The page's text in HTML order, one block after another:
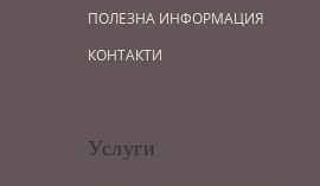
ПОЛЕЗНА ИНФОРМАЦИЯ
КОНТАКТИ
Услуги